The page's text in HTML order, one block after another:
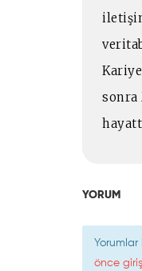
sonra
YORUM
Yorumlar
önce giriş